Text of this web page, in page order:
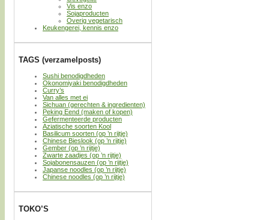
Vis enzo
Sojaproducten
Overig vegetarisch
Keukengerei, kennis enzo
TAGS (verzamelposts)
Sushi benodigdheden
Okonomiyaki benodigdheden
Curry’s
Van alles met ei
Sichuan (gerechten & ingredienten)
Peking Eend (maken of kopen)
Gefermenteerde producten
Aziatische soorten Kool
Basilicum soorten (op ’n rijtje)
Chinese Bieslook (op ’n rijtje)
Gember (op ’n rijtje)
Zwarte zaadjes (op ’n rijtje)
Sojabonensauzen (op ’n rijtje)
Japanse noodles (op ’n rijtje)
Chinese noodles (op ’n rijtje)
TOKO’S